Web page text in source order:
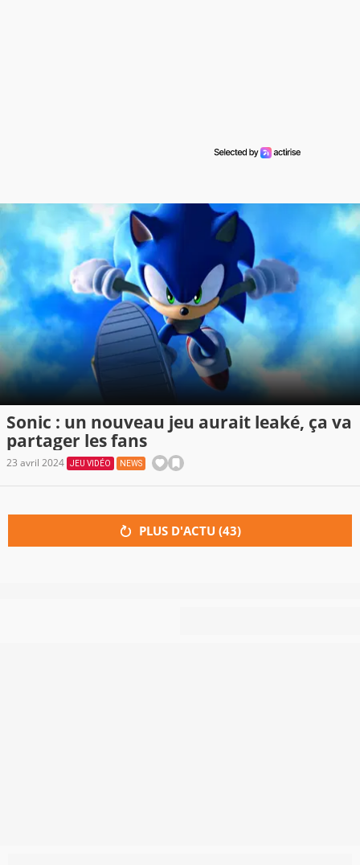
Sonic : un nouveau jeu aurait leaké, ça va
partager les fans
23 avril 2024 JEU VIDÉO NEWS
PLUS D'ACTU (43)